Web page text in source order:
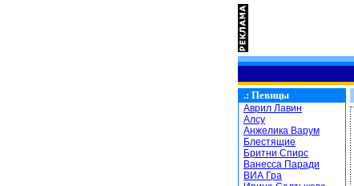
.: Певицы
Аврил Лавин
Алсу
Анжелика Варум
Блестящие
Бритни Спирс
Ванесса Паради
ВИА Гра